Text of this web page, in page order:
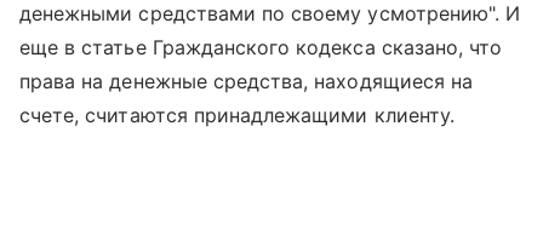
денежными средствами по своему усмотрению". И
еще в статье Гражданского кодекса сказано, что
права на денежные средства, находящиеся на
счете, считаются принадлежащими клиенту.